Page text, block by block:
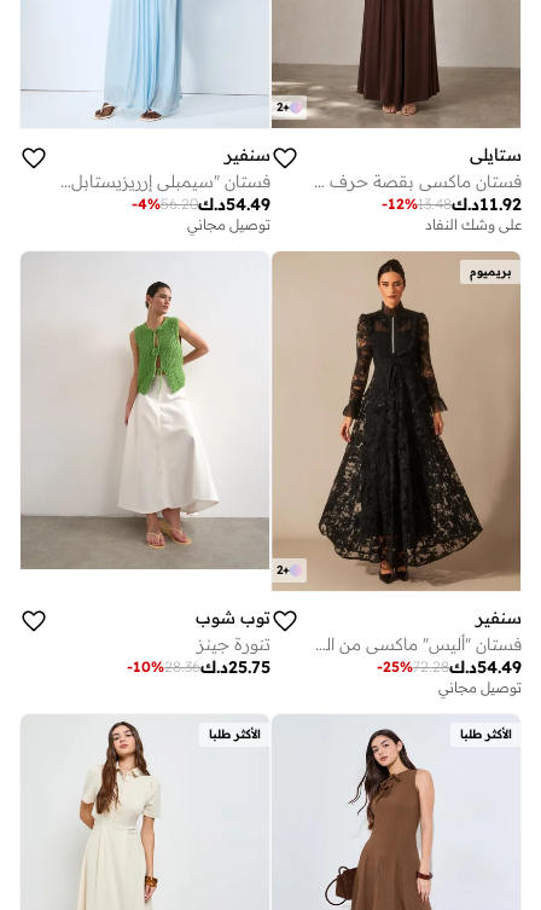
+
2
ستايلي
فستان ماكسي بقصة حرف A وكسرات - بني
د.ك11.92
13.48
-12%
على وشك النفاد
سنفير
فستان "سيمبلي إرريزيستابل" ماكسي باللون الأزرق مكشوف الكتفين بأكمام كاب وتصميم مزموم
د.ك54.49
56.20
-4%
توصيل مجاني
بريميوم
+
2
سنفير
فستان "أليس" ماكسي من الدانتيل بنقشة الزهور وبياقة عالية
د.ك54.49
72.28
-25%
توصيل مجاني
توب شوب
تنورة جينز
د.ك25.75
28.36
-10%
الأكثر طلبا الأكثر طلبا